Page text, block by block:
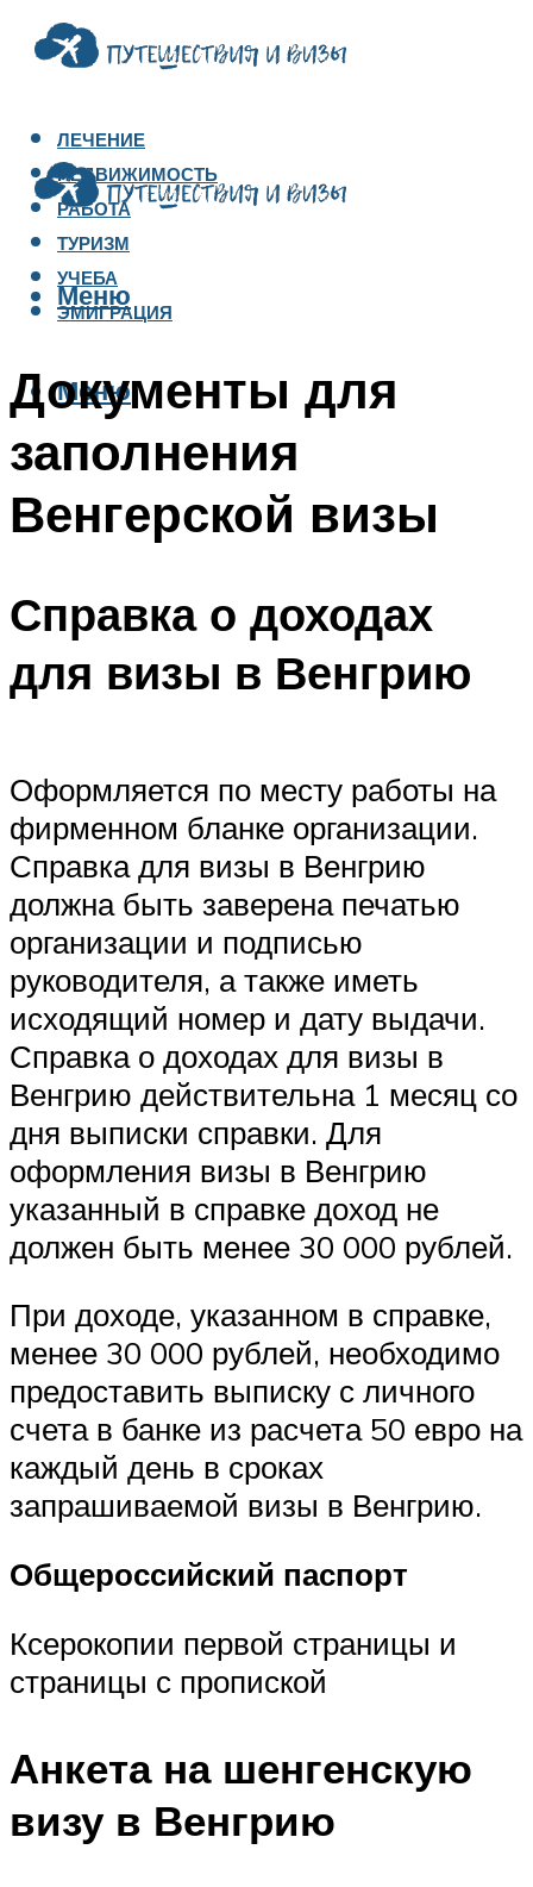
ЛЕЧЕНИЕ
НЕДВИЖИМОСТЬ
РАБОТА
ТУРИЗМ
УЧЕБА
ЭМИГРАЦИЯ
Меню
Меню
Документы для
заполнения
Венгерской визы
Справка о доходах
для визы в Венгрию
Оформляется по месту работы на
фирменном бланке организации.
Справка для визы в Венгрию
должна быть заверена печатью
организации и подписью
руководителя, а также иметь
исходящий номер и дату выдачи.
Справка о доходах для визы в
Венгрию действительна 1 месяц со
дня выписки справки. Для
оформления визы в Венгрию
указанный в справке доход не
должен быть менее 30 000 рублей.
При доходе, указанном в справке,
менее 30 000 рублей, необходимо
предоставить выписку с личного
счета в банке из расчета 50 евро на
каждый день в сроках
запрашиваемой визы в Венгрию.
Общероссийский паспорт
Ксерокопии первой страницы и
страницы с пропиской
Анкета на шенгенскую
визу в Венгрию